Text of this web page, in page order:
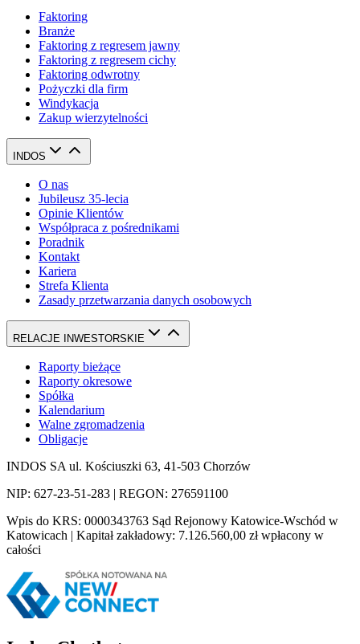
Faktoring
Branże
Faktoring z regresem jawny
Faktoring z regresem cichy
Faktoring odwrotny
Pożyczki dla firm
Windykacja
Zakup wierzytelności
INDOS
O nas
Jubileusz 35-lecia
Opinie Klientów
Współpraca z pośrednikami
Poradnik
Kontakt
Kariera
Strefa Klienta
Zasady przetwarzania danych osobowych
RELACJE INWESTORSKIE
Raporty bieżące
Raporty okresowe
Spółka
Kalendarium
Walne zgromadzenia
Obligacje
INDOS SA ul. Kościuszki 63, 41-503 Chorzów
NIP: 627-23-51-283 | REGON: 276591100
Wpis do KRS: 0000343763 Sąd Rejonowy Katowice-Wschód w
Katowicach | Kapitał zakładowy: 7.126.560,00 zł wpłacony w
całości